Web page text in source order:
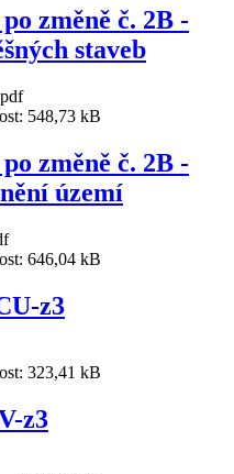
změně č. 2B -
staveb
548,73 kB
změně č. 2B -
území
646,04 kB
z3
323,41 kB
z3